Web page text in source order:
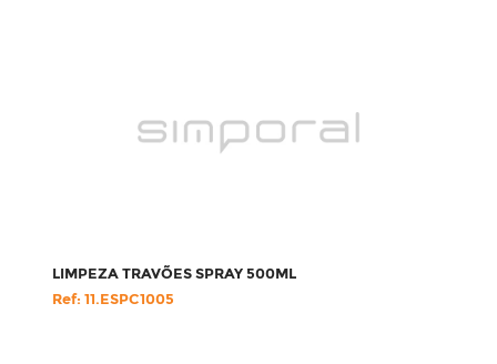
LIMPEZA TRAVÕES SPRAY 500ML
Ref: 11.ESPC1005